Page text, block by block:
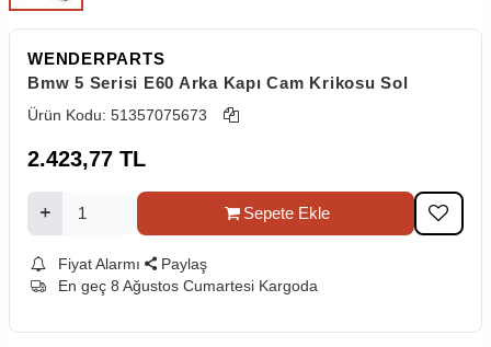
WENDERPARTS
Bmw 5 Serisi E60 Arka Kapı Cam Krikosu Sol
Ürün Kodu: 51357075673
2.423,77 TL
Sepete Ekle
Fiyat Alarmı
Paylaş
En geç 8 Ağustos Cumartesi Kargoda